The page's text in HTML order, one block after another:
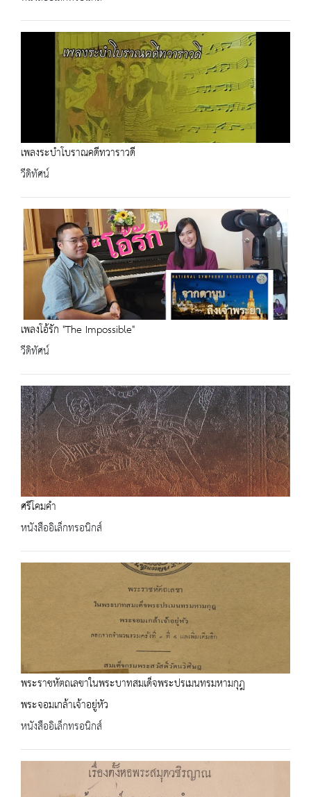
เพลงระบำโบราณคดีทวาราวดี
วีดิทัศน์
เพลงโอ้รัก "The Impossible"
วีดิทัศน์
ศรีโคมคำ
หนังสืออิเล็กทรอนิกส์
พระราชหัตถเลขาในพระบาทสมเด็จพระปรเมนทรมหามกุฎ
พระจอมเกล้าเจ้าอยู่หัว
หนังสืออิเล็กทรอนิกส์